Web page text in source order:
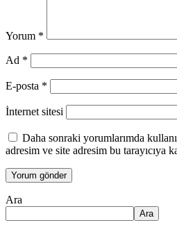
Yorum *
Ad *
E-posta *
İnternet sitesi
Daha sonraki yorumlarımda
adresim ve site adresim bu tarayıcıya
Ara
Ara